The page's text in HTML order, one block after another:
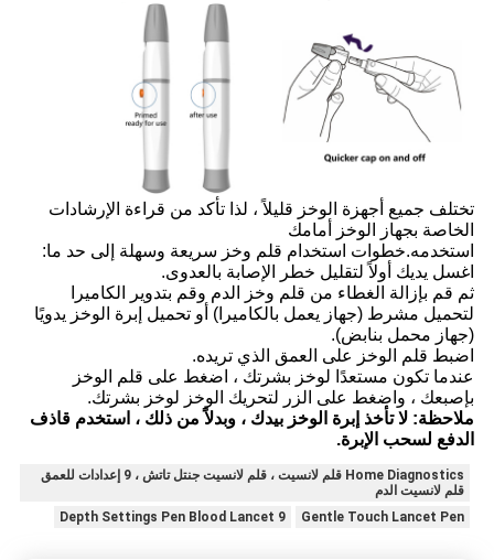
تختلف جميع أجهزة الوخز قليلاً ، لذا تأكد من قراءة الإرشادات
الخاصة بجهاز الوخز أمامك
استخدمه.خطوات استخدام قلم وخز سريعة وسهلة إلى حد ما:
اغسل يديك أولاً لتقليل خطر الإصابة بالعدوى.
ثم قم بإزالة الغطاء من قلم وخز الدم وقم بتدوير الكاميرا
لتحميل مشرط (جهاز يعمل بالكاميرا) أو تحميل إبرة الوخز يدويًا
(جهاز محمل بنابض).
اضبط قلم الوخز على العمق الذي تريده.
عندما تكون مستعدًا لوخز بشرتك ، اضغط على قلم الوخز
بإصبعك ، واضغط على الزر لتحريك الوخز لوخز بشرتك.
ملاحظة: لا تأخذ إبرة الوخز بيدك ، وبدلاً من ذلك ، استخدم قاذف
الدفع لسحب الإبرة.
Home Diagnostics قلم لانسيت ، قلم لانسيت جنتل تاتش ، 9 إعدادات للعمق
قلم لانسيت الدم
Gentle Touch Lancet Pen
9 Depth Settings Pen Blood Lancet